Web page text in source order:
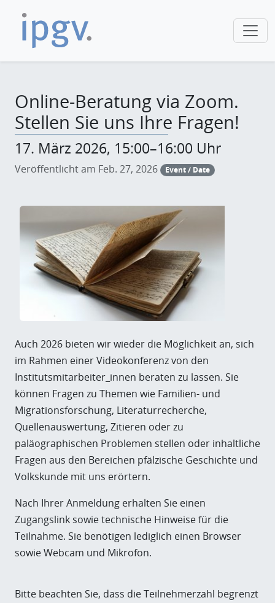
Online-Beratung via Zoom.
Stellen Sie uns Ihre Fragen!
17. März 2026, 15:00–16:00 Uhr
Veröffentlicht am Feb. 27, 2026 Event / Date
Auch 2026 bieten wir wieder die Möglichkeit an, sich
im Rahmen einer Videokonferenz von den
Institutsmitarbeiter_innen beraten zu lassen. Sie
können Fragen zu Themen wie Familien- und
Migrationsforschung, Literaturrecherche,
Quellenauswertung, Zitieren oder zu
paläographischen Problemen stellen oder inhaltliche
Fragen aus den Bereichen pfälzische Geschichte und
Volkskunde mit uns erörtern.
Nach Ihrer Anmeldung erhalten Sie einen
Zugangslink sowie technische Hinweise für die
Teilnahme. Sie benötigen lediglich einen Browser
sowie Webcam und Mikrofon.
Bitte beachten Sie, dass die Teilnehmerzahl begrenzt